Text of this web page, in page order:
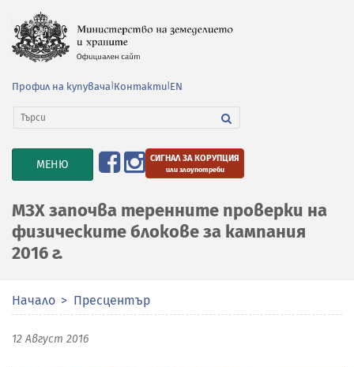
Профил на купувача Контакти EN
TOGGLE
NAVIGATION
МЕНЮ СИГНАЛ ЗА КОРУПЦИЯ
или злоупотреби
МЗХ започва теренните проверки на
физическите блокове за кампания
2016 г.
Начало Пресцентър
12 Август 2016